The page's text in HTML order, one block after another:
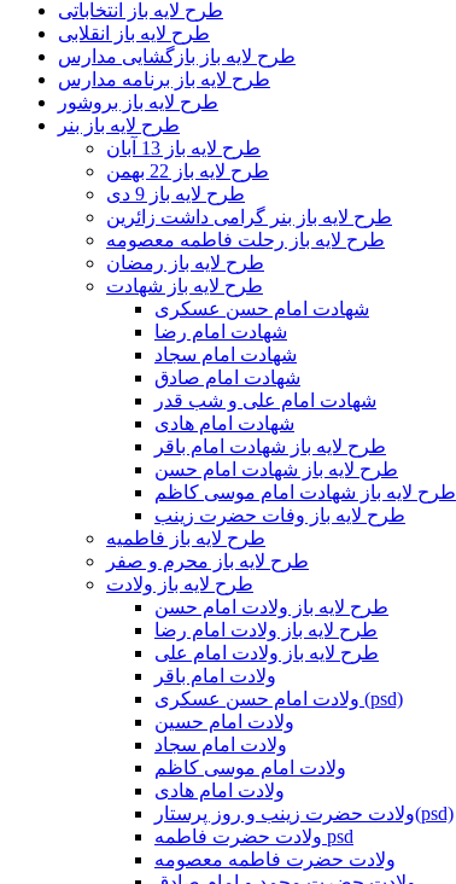
طرح لایه باز انتخاباتی
طرح لایه باز انقلابی
طرح لایه باز بازگشایی مدارس
طرح لایه باز برنامه مدارس
طرح لایه باز بروشور
طرح لایه باز بنر
طرح لایه باز 13 آبان
طرح لایه باز 22 بهمن
طرح لایه باز 9 دی
طرح لایه باز بنر گرامی داشت زائرین
طرح لایه باز رحلت فاطمه معصومه
طرح لایه باز رمضان
طرح لایه باز شهادت
شهادت امام حسن عسکری
شهادت امام رضا
شهادت امام سجاد
شهادت امام صادق
شهادت امام علی و شب قدر
شهادت امام هادی
طرح لایه باز شهادت امام باقر
طرح لایه باز شهادت امام حسن
طرح لایه باز شهادت امام موسی کاظم
طرح لایه باز وفات حضرت زینب
طرح لایه باز فاطمیه
طرح لایه باز محرم و صفر
طرح لایه باز ولادت
طرح لایه باز ولادت امام حسن
طرح لایه باز ولادت امام رضا
طرح لایه باز ولادت امام علی
ولادت امام باقر
ولادت امام حسن عسکری (psd)
ولادت امام حسین
ولادت امام سجاد
ولادت امام موسی کاظم
ولادت امام هادی
ولادت حضرت زینب و روز پرستار(psd)
ولادت حضرت فاطمه psd
ولادت حضرت فاطمه معصومه